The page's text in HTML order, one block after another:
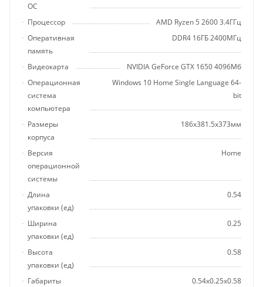
ОС
Процессор
AMD Ryzen 5 2600 3.4ГГц
Оперативная
память
DDR4 16ГБ 2400МГц
Видеокарта
NVIDIA GeForce GTX 1650 4096Мб
Операционная
система
компьютера
Windows 10 Home Single Language 64-
bit
Размеры
корпуса
186x381.5x373мм
Версия
операционной
системы
Home
Длина
упаковки (ед)
0.54
Ширина
упаковки (ед)
0.25
Высота
упаковки (ед)
0.58
Габариты
0.54x0.25x0.58